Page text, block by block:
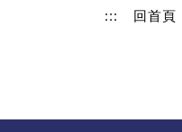
::: 回首頁